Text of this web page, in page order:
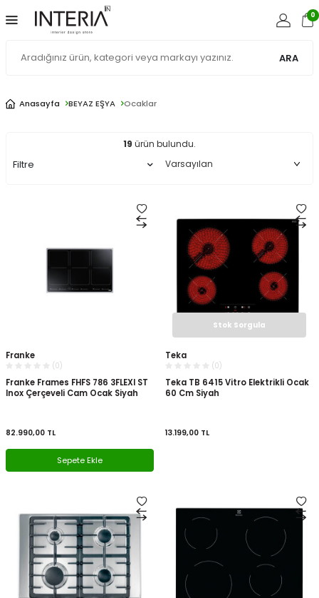
ARA
0
Anasayfa BEYAZ EŞYA Ocaklar
Ocaklar
Filtre
19 ürün bulundu.
Franke
(0)
Franke Frames FHFS 786 3FLEXI ST
Inox Çerçeveli Cam Ocak Siyah
82.990,00 TL
Sepete Ekle
Stok Sorgula
Teka
(0)
Teka TB 6415 Vitro Elektrikli Ocak
60 Cm Siyah
13.199,00 TL